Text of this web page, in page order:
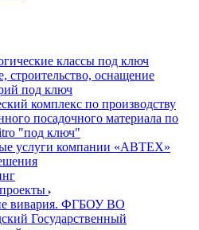
классы под ключ
строительство, оснащение
под ключ
комплекс по производству
посадочного материала по
"под ключ"
услуги компании «АВТЕХ»
вивария. ФГБОУ ВО
Государственный